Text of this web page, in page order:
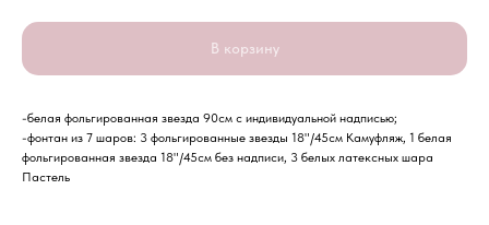
В корзину
-белая фольгированная звезда 90см с индивидуальной надписью;
-фонтан из 7 шаров: 3 фольгированные звезды 18"/45см Камуфляж, 1 белая
фольгированная звезда 18"/45см без надписи, 3 белых латексных шара
Пастель